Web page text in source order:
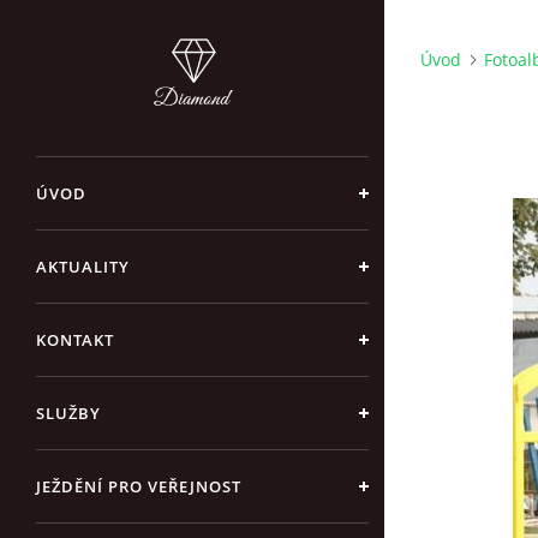
ÚVOD
AKTUALITY
KONTAKT
SLUŽBY
JEŽDĚNÍ PRO VEŘEJNOST
Úvod